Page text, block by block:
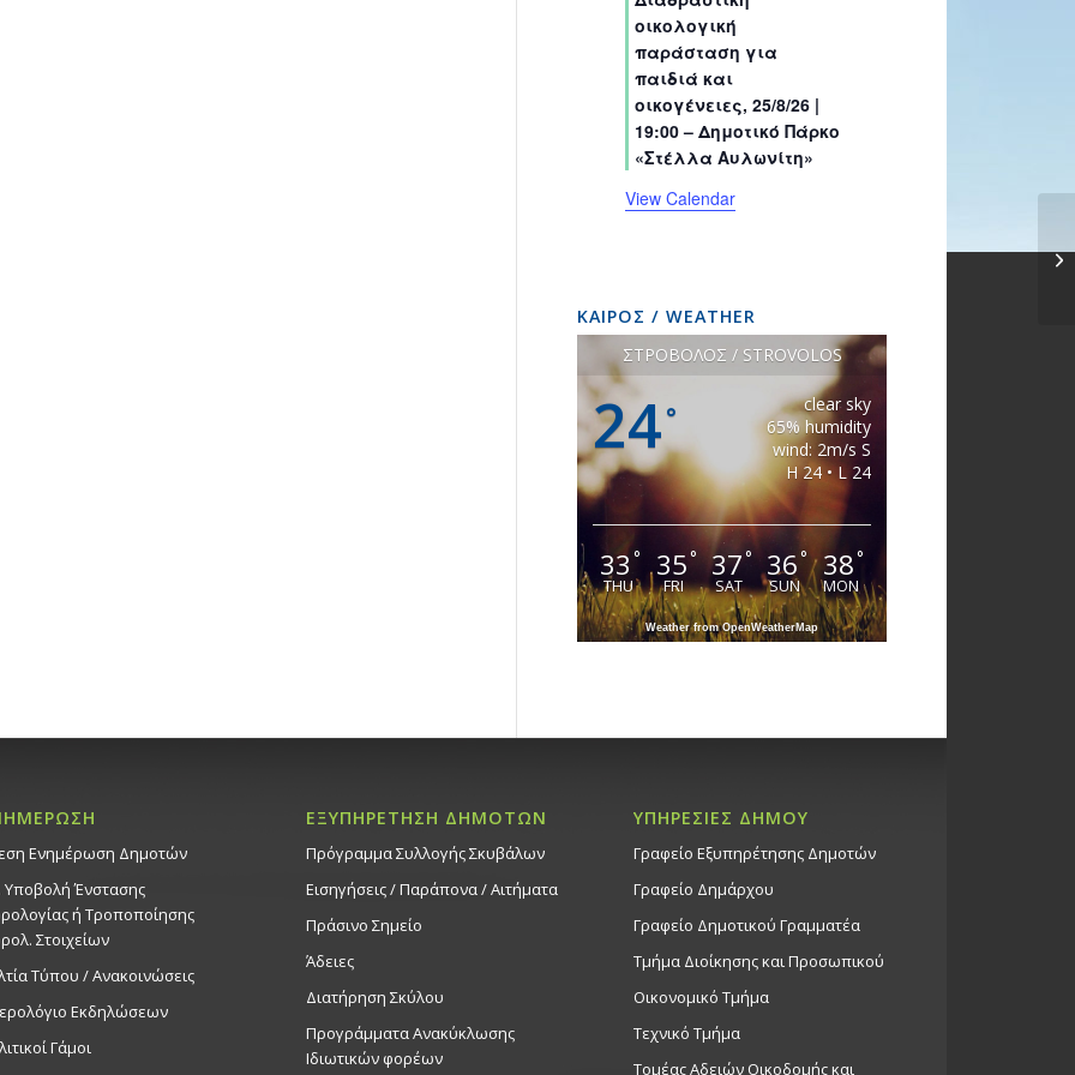
sssss
t
s
t
s
t
s
t
s
t
s
t
s
οικολογική
παράσταση για
παιδιά και
οικογένειες, 25/8/26 |
19:00 – Δημοτικό Πάρκο
«Στέλλα Αυλωνίτη»
View Calendar
ΚΑΙΡΟΣ / WEATHER
ΣΤΡΟΒΟΛΟΣ / STROVOLOS
24°
clear sky
65% humidity
wind: 2m/s S
H 24 • L 24
33 °
THU
35°
FRI
37°
SAT
36°
SUN
38°
MON
Weather from OpenWeatherMap
Ενημέρωση Δημοτών
Υποβολή Ένστασης
ή Τροποποίησης
Στοιχείων
Τύπου / Ανακοινώσεις
Εκδηλώσεων
Γάμοι
ΕΞΥΠΗΡΕΤΗΣΗ ΔΗΜΟΤΩΝ
Πρόγραμμα Συλλογής Σκυβάλων
Εισηγήσεις / Παράπονα / Αιτήματα
Πράσινο Σημείο
Άδειες
Διατήρηση Σκύλου
Προγράμματα Ανακύκλωσης
Ιδιωτικών φορέων
ΥΠΗΡΕΣΙΕΣ ΔΗΜΟΥ
Γραφείο Εξυπηρέτησης Δημοτών
Γραφείο Δημάρχου
Γραφείο Δημοτικού Γραμματέα
Τμήμα Διοίκησης και Προσωπικού
Οικονομικό Τμήμα
Τεχνικό Τμήμα
Τομέας Αδειών Οικοδομής και